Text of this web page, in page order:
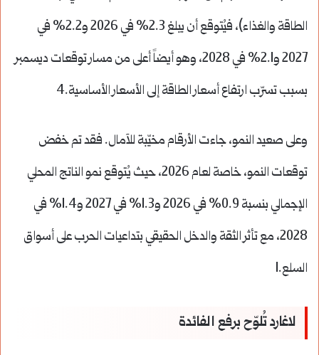
الطاقة والغذاء)، فيُتوقع أن يبلغ 2.3% في 2026 و2.2% في
2027 و2.1% في 2028، وهو أيضاً أعلى من مسار توقعات ديسمبر
بسبب تسرّب ارتفاع أسعار الطاقة إلى الأسعار الأساسية.4
وعلى صعيد النمو، جاءت الأرقام مخيّبة للآمال. فقد تم خفض
توقعات النمو، خاصة لعام 2026، حيث يُتوقع نمو الناتج المحلي
الإجمالي بنسبة 0.9% في 2026 و1.3% في 2027 و1.4% في
2028، مع تأثر الثقة والدخل الحقيقي بتداعيات الحرب على أسواق
السلع.1
لاغارد تُلوّح برفع الفائدة